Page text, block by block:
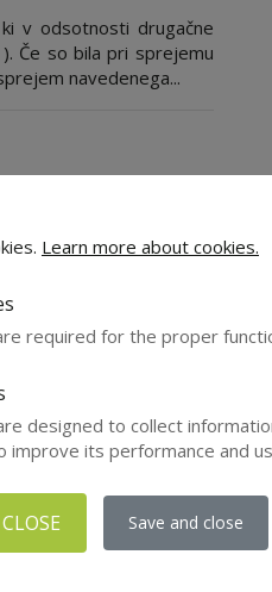
v odsotnosti drugačne
Če so bila pri sprejemu
navedenega...
vsebin!
Learn more about cookies.
required for the proper
designed to collect
improve its performance and
Save and close